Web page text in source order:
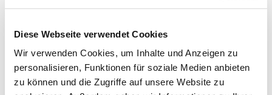
Diese Webseite verwendet Cookies
Wir verwenden Cookies, um Inhalte und Anzeigen zu
personalisieren, Funktionen für soziale Medien anbieten
zu können und die Zugriffe auf unsere Website zu
Deutschland (EKD-Datenschutzgesetz-DSG-EKD)
Umfang und den Zweck der Erhebung und
Verwendung personenbezogener Daten durch:
Ev. Luth. Kirchgemeinde St. Wolfgang